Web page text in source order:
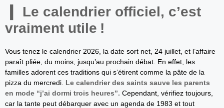
Le calendrier officiel, c’est
vraiment utile !
Vous tenez le calendrier 2026, la date sort net, 24 juillet, et l’affaire
paraît pliée, du moins, jusqu’au prochain débat. En effet, les
familles adorent ces traditions qui s’étirent comme la pâte de la
pizza du mercredi. Le calendrier des saints sauve les parents
en mode “j’ai dormi trois heures”. Cependant, vérifiez toujours,
car la tante peut débarquer avec un agenda de 1983 et tout